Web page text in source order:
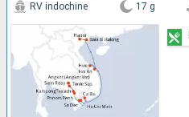
RV indochine 17 g